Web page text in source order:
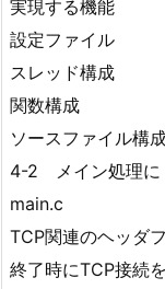
実現する機能
設定ファイル
スレッド構成
関数構成
ソースファイル構
4-2 メイン処理に
main.c
TCP関連のヘッダ
終了時にTCP接続